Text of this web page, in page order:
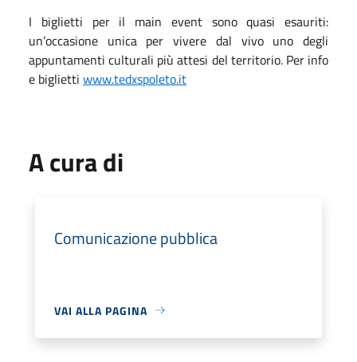
I biglietti per il main event sono quasi esauriti:
un’occasione unica per vivere dal vivo uno degli
appuntamenti culturali più attesi del territorio. Per info
e biglietti www.tedxspoleto.it
A cura di
Comunicazione pubblica
VAI ALLA PAGINA